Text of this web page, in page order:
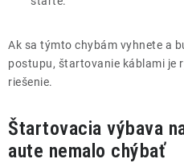
Ak sa týmto chybám vyhnete a
postupu, štartovanie káblami je
riešenie.
Štartovacia výbava
aute nemalo chýbať